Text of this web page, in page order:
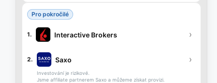
Pro pokročilé
1. Interactive Brokers ›
2. Saxo ›
Investování je rizikové.
Jsme affiliate partnerem Saxo a můžeme získat provizi.